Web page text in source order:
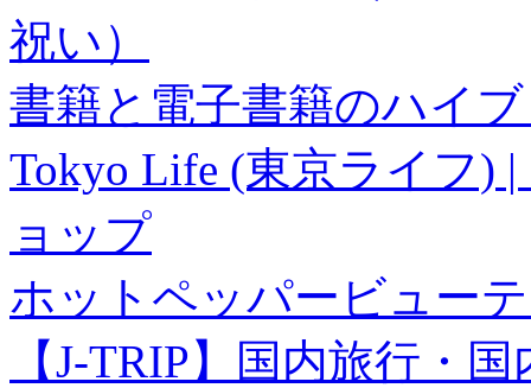
祝い）
書籍と電子書籍のハイ
Tokyo Life (東京ライフ)
ョップ
ホットペッパービュー
【J-TRIP】国内旅行・